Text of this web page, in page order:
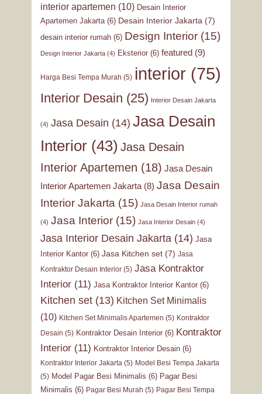
interior apartemen (10) Desain Interior
Apartemen Jakarta(6) Desain Interior Jakarta (7)
desain interior rumah(6) Design Interior(15)
Design Interior Jakarta(4) Eksterior(6) featured(9)
Harga Besi Tempa Murah (5) interior(75)
Interior Desain (25) Interior Desain Jakarta
(4) Jasa Desain (14) Jasa Desain
Interior(43) Jasa Desain
Interior Apartemen (18) Jasa Desain
Interior Apartemen Jakarta(8) Jasa Desain
Interior Jakarta (15) Jasa Desain Interior rumah
(4) Jasa Interior(15) Jasa Interior Desain(4)
Jasa Interior Desain Jakarta (14) Jasa
Interior Kantor(6) Jasa Kitchen set(7) Jasa
Kontraktor Desain Interior(5) Jasa Kontraktor
Interior(11) Jasa Kontraktor Interior Kantor(6)
Kitchen set(13) Kitchen Set Minimalis
(10) Kitchen Set Minimalis Apartemen (5) Kontraktor
Desain (5) Kontraktor Desain Interior(6) Kontraktor
Interior(11) Kontraktor Interior Desain(6)
Kontraktor Interior Jakarta(5) Model Besi Tempa Jakarta
(5) Model Pagar Besi Minimalis (6) Pagar Besi
Minimalis (6) Pagar Besi Murah (5) Pagar Besi Tempa